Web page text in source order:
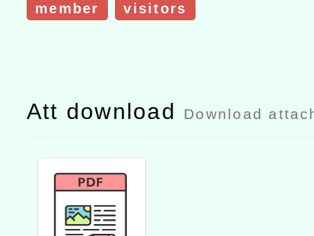
member visitors
Att download Download